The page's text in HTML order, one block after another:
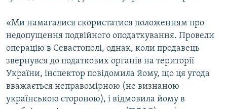
«Ми намагалися скористатися положенням про
недопущення подвійного оподаткування. Провели
операцію в Севастополі, однак, коли продавець
звернувся до податкових органів на території
України, інспектор повідомила йому, що ця угода
вважається неправомірною (не визнаною
українською стороною), і відмовила йому в